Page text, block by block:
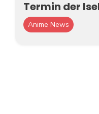
Termin der
Anime News